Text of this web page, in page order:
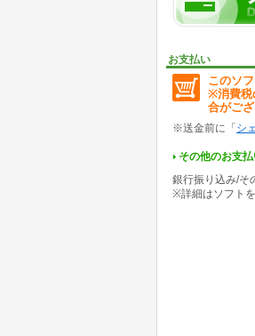
お支払い
このソ
※消費税
合がご
※送金前に「 シ
その他のお支
銀行振り込み/そ
※詳細はソフト